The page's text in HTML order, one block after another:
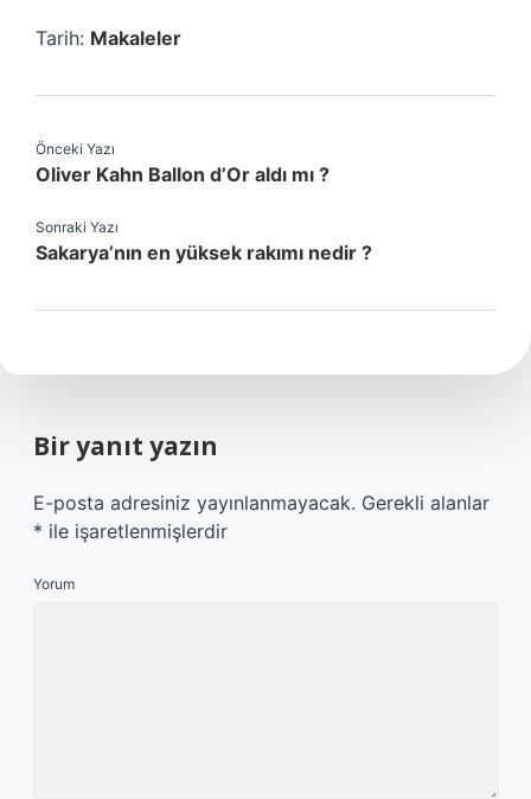
Tarih: Makaleler
Önceki Yazı
Oliver Kahn Ballon d’Or aldı mı ?
Sonraki Yazı
Sakarya’nın en yüksek rakımı nedir ?
Bir yanıt yazın
E-posta adresiniz yayınlanmayacak. Gerekli alanlar
* ile işaretlenmişlerdir
Yorum